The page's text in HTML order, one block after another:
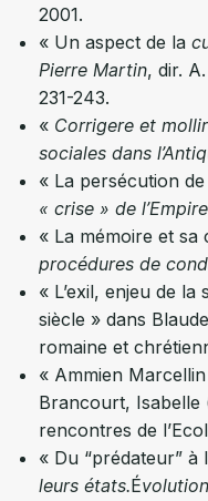
2001.
« Un aspect de la
Pierre Martin, dir.
231-243.
« Corrigere et
sociales dans
« La persécution
« crise » de
« La mémoire et sa
procédures de
« L’exil, enjeu de
siècle » dans
romaine et
« Ammien
Brancourt, Isabelle
rencontres de
« Du “prédateur”
leurs états.É